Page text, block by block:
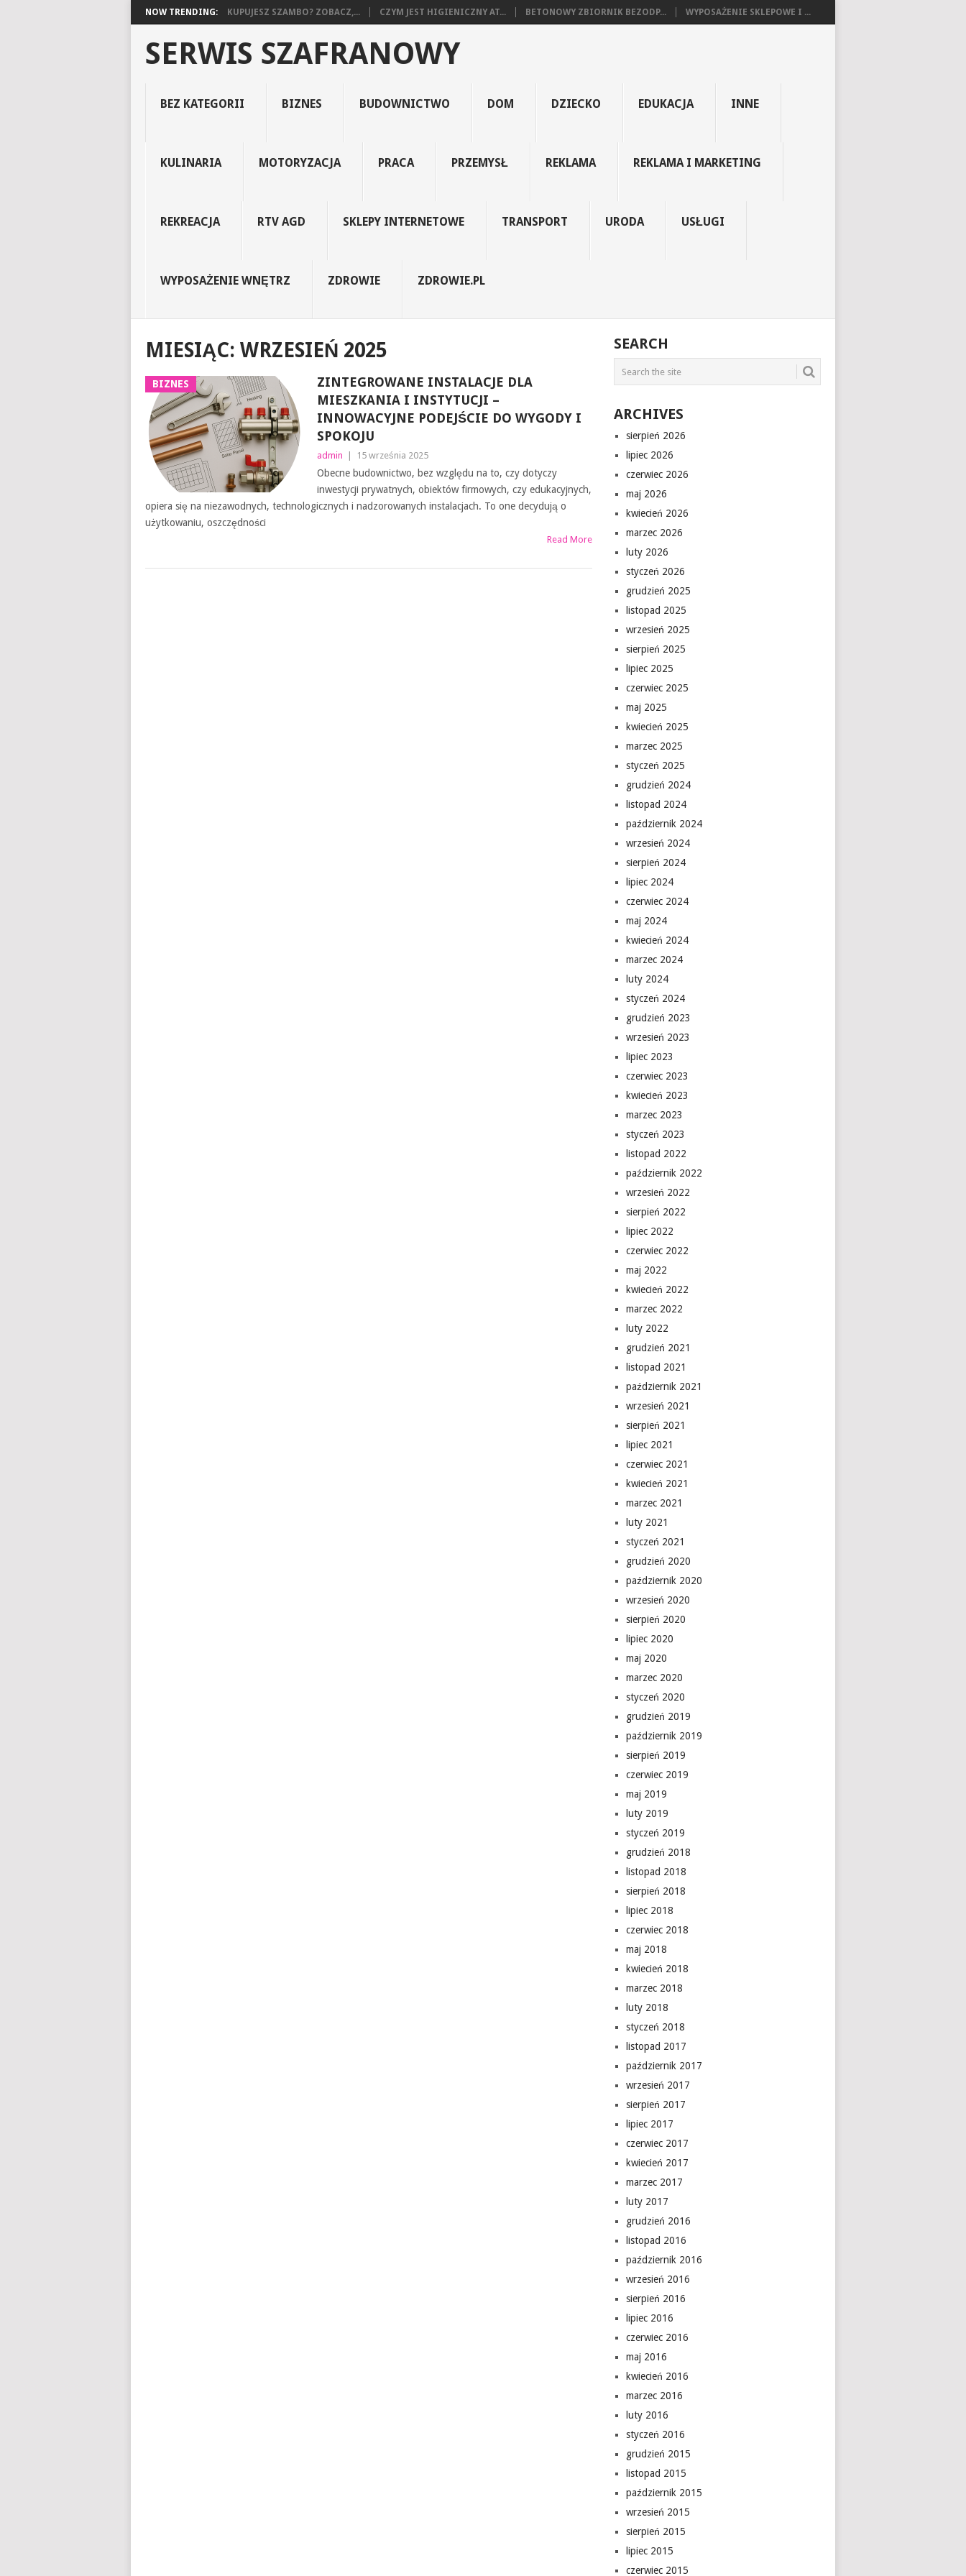
NOW TRENDING: KUPUJESZ SZAMBO? ZOBACZ,... CZYM JEST HIGIENICZNY AT... BETONOWY ZBIORNIK BEZODP... WYPOSAŻENIE SKLEPOWE I ...
SERWIS SZAFRANOWY
BEZ KATEGORII BIZNES BUDOWNICTWO DOM DZIECKO EDUKACJA INNE
KULINARIA MOTORYZACJA PRACA PRZEMYSŁ REKLAMA REKLAMA I MARKETING
REKREACJA RTV AGD SKLEPY INTERNETOWE TRANSPORT URODA USŁUGI
WYPOSAŻENIE WNĘTRZ ZDROWIE ZDROWIE.PL
MIESIĄC: WRZESIEŃ 2025
BIZNES
ZINTEGROWANE INSTALACJE DLA
MIESZKANIA I INSTYTUCJI –
INNOWACYJNE PODEJŚCIE DO WYGODY I
SPOKOJU
admin 15 września 2025
Obecne budownictwo, bez względu na to, czy dotyczy
inwestycji prywatnych, obiektów firmowych, czy edukacyjnych,
opiera się na niezawodnych, technologicznych i nadzorowanych instalacjach. To one decydują o
użytkowaniu, oszczędności
Read More
SEARCH
ARCHIVES
sierpień 2026
lipiec 2026
czerwiec 2026
maj 2026
kwiecień 2026
marzec 2026
luty 2026
styczeń 2026
grudzień 2025
listopad 2025
wrzesień 2025
sierpień 2025
lipiec 2025
czerwiec 2025
maj 2025
kwiecień 2025
marzec 2025
styczeń 2025
grudzień 2024
listopad 2024
październik 2024
wrzesień 2024
sierpień 2024
lipiec 2024
czerwiec 2024
maj 2024
kwiecień 2024
marzec 2024
luty 2024
styczeń 2024
grudzień 2023
wrzesień 2023
lipiec 2023
czerwiec 2023
kwiecień 2023
marzec 2023
styczeń 2023
listopad 2022
październik 2022
wrzesień 2022
sierpień 2022
lipiec 2022
czerwiec 2022
maj 2022
kwiecień 2022
marzec 2022
luty 2022
grudzień 2021
listopad 2021
październik 2021
wrzesień 2021
sierpień 2021
lipiec 2021
czerwiec 2021
kwiecień 2021
marzec 2021
luty 2021
styczeń 2021
grudzień 2020
październik 2020
wrzesień 2020
sierpień 2020
lipiec 2020
maj 2020
marzec 2020
styczeń 2020
grudzień 2019
październik 2019
sierpień 2019
czerwiec 2019
maj 2019
luty 2019
styczeń 2019
grudzień 2018
listopad 2018
sierpień 2018
lipiec 2018
czerwiec 2018
maj 2018
kwiecień 2018
marzec 2018
luty 2018
styczeń 2018
listopad 2017
październik 2017
wrzesień 2017
sierpień 2017
lipiec 2017
czerwiec 2017
kwiecień 2017
marzec 2017
luty 2017
grudzień 2016
listopad 2016
październik 2016
wrzesień 2016
sierpień 2016
lipiec 2016
czerwiec 2016
maj 2016
kwiecień 2016
marzec 2016
luty 2016
styczeń 2016
grudzień 2015
listopad 2015
październik 2015
wrzesień 2015
sierpień 2015
lipiec 2015
czerwiec 2015